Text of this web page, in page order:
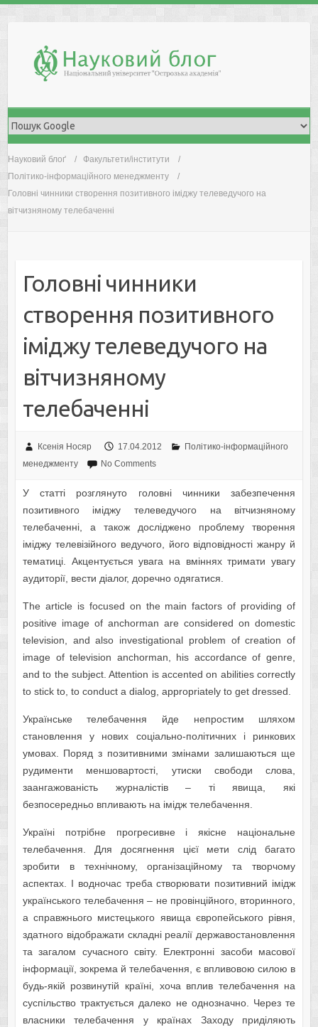
Науковий блоґ
Факультети/інститути
Політико-інформаційного менеджменту
Головні чинники створення позитивного іміджу телеведучого на
вітчизняному телебаченні
Головні чинники
створення позитивного
іміджу телеведучого на
вітчизняному
телебаченні
Ксенія Носяр 17.04.2012
Політико-інформаційного
менеджменту
No Comments
У статті розглянуто головні чинники забезпечення
позитивного іміджу телеведучого на вітчизняному
телебаченні, а також досліджено проблему творення
іміджу телевізійного ведучого, його відповідності жанру й
тематиці. Акцентується увага на вміннях тримати увагу
аудиторії, вести діалог, доречно одягатися.
The article is focused on the main factors of providing of
positive image of anchorman are considered on domestic
television, and also investigational problem of creation of
image of television anchorman, his accordance of genre,
and to the subject. Attention is accented on abilities correctly
to stick to, to conduct a dialog, appropriately to get dressed.
Українське телебачення йде непростим шляхом
становлення у нових соціально-політичних і ринкових
умовах. Поряд з позитивними змінами залишаються ще
рудименти меншовартості, утиски свободи слова,
заангажованість журналістів – ті явища, які
безпосередньо впливають на імідж телебачення.
Україні потрібне прогресивне і якісне національне
телебачення. Для досягнення цієї мети слід багато
зробити в технічному, організаційному та творчому
аспектах. І водночас треба створювати позитивний імідж
українського телебачення – не провінційного, вторинного,
а справжнього мистецького явища європейського рівня,
здатного відображати складні реалії державостановлення
та загалом сучасного світу. Електронні засоби масової
інформації, зокрема й телебачення, є впливовою силою в
будь-якій розвинутій країні, хоча вплив телебачення на
суспільство трактується далеко не однозначно. Через те
власники телебачення у країнах Заходу приділяють